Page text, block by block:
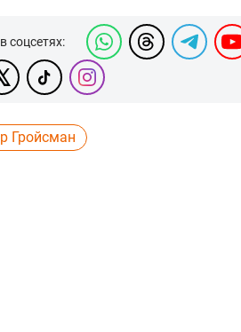
соцсетях:
Гройсман